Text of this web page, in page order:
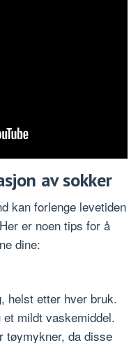
av sokker
kan forlenge levetiden
er noen tips for å
dine:
helst etter hver bruk.
mildt vaskemiddel.
tøymykner, da disse